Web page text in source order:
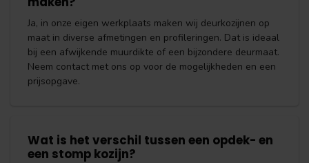
Ja, in onze eigen werkplaats maken wij deurkozijnen op
maat in diverse afmetingen en profileringen. Dat is ideaal
bij een afwijkende muurdikte of een bijzondere deurmaat.
Neem contact met ons op voor de mogelijkheden en een
prijsopgave.
Wat is het verschil tussen een opdek- en
een stomp kozijn?